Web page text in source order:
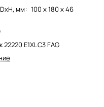
мм: 100 х 180 х 46
E1XLC3 FAG